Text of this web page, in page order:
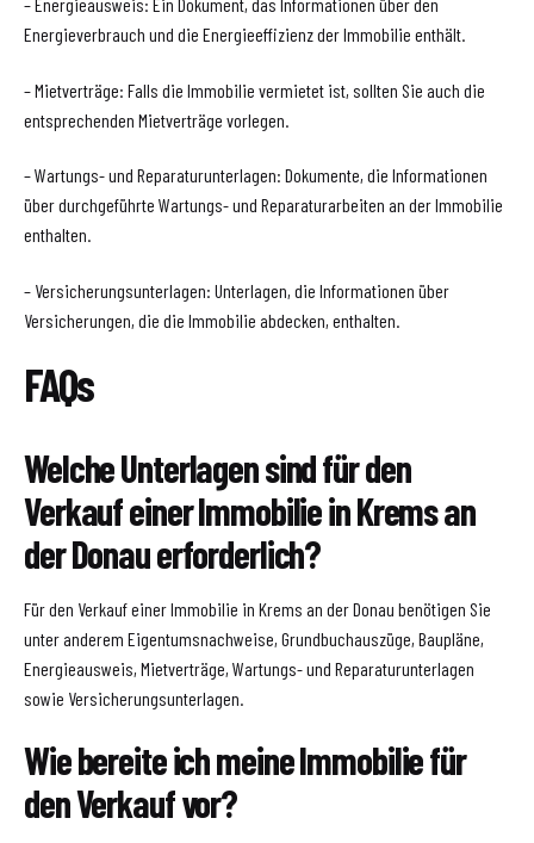
Energieverbrauch und die Energieeffizienz der Immobilie enthält.
– Mietverträge: Falls die Immobilie vermietet ist, sollten Sie auch die
entsprechenden Mietverträge vorlegen.
– Wartungs- und Reparaturunterlagen: Dokumente, die Informationen
über durchgeführte Wartungs- und Reparaturarbeiten an der Immobilie
enthalten.
– Versicherungsunterlagen: Unterlagen, die Informationen über
Versicherungen, die die Immobilie abdecken, enthalten.
FAQs
Welche Unterlagen sind für den
Verkauf einer Immobilie in Krems an
der Donau erforderlich?
Für den Verkauf einer Immobilie in Krems an der Donau benötigen Sie
unter anderem Eigentumsnachweise, Grundbuchauszüge, Baupläne,
Energieausweis, Mietverträge, Wartungs- und Reparaturunterlagen
sowie Versicherungsunterlagen.
Wie bereite ich meine Immobilie für
den Verkauf vor?